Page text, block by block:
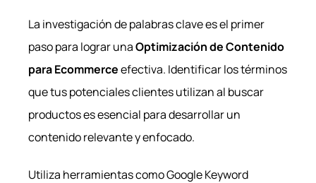
La investigación de palabras clave es el primer
paso para lograr unaOptimización de Contenido
para Ecommerceefectiva. Identificar los términos
que tus potenciales clientes utilizan al buscar
productos es esencial para desarrollar un
contenido relevante y enfocado.
Utiliza herramientas como Google Keyword